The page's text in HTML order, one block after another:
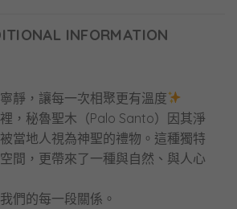
INFORMATION
靜，讓每一次相聚更有溫度
，秘魯聖木（Palo Santo）因其淨
當地人視為神聖的禮物。這種獨特
間，更帶來了一種與自然、與人心
們的每一段關係。